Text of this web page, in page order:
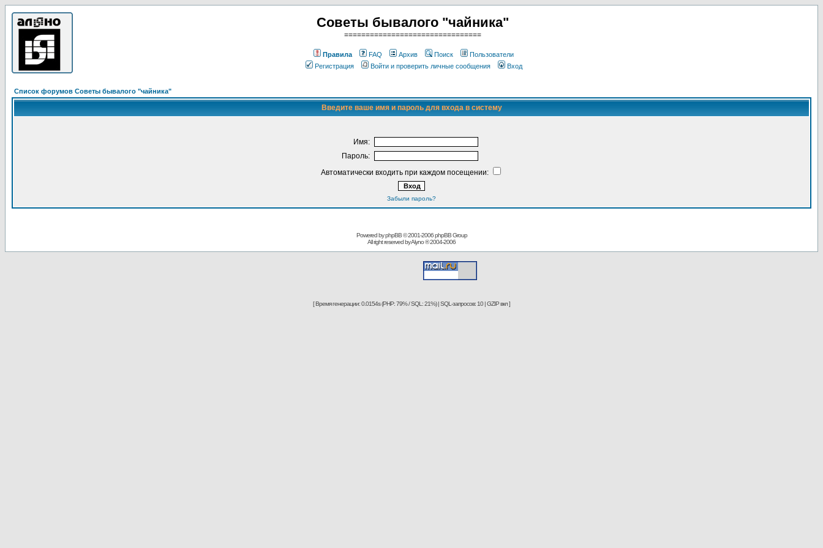
Советы бывалого "чайника"
================================
Правила FAQ Архив Поиск
Пользователи
Регистрация
Войти и проверить личные сообщения Вход
Список форумов Советы бывалого "чайника"
Введите ваше имя и пароль для входа в систему
Имя:
Пароль:
Автоматически входить при каждом посещении:
Забыли пароль?
Powered by phpBB © 2001-2006phpBB Group
All right reserved byAlyno® 2004-2006
[ Время генерации: 0.0154s (PHP: 79% / SQL: 21%) | SQL-запросов: 10 | GZIP вкл ]